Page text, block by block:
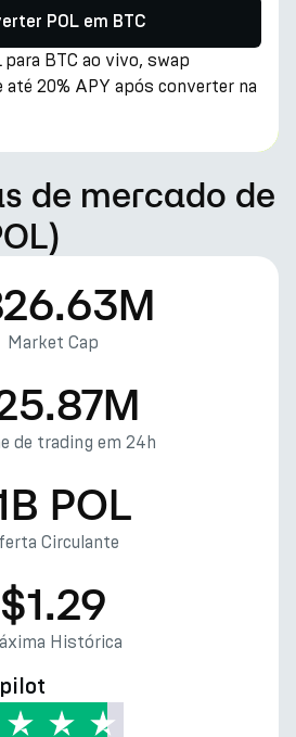
POL em BTC
para BTC ao vivo, swap
até 20% APY após converter na
de mercado de
Market Cap
de trading em 24h
POL
Circulante
$1.29
Histórica